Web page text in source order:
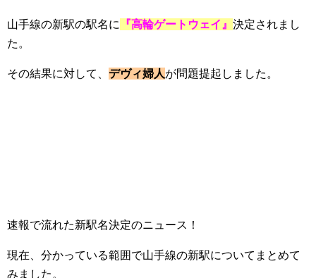
山手線の新駅の駅名に 『高輪ゲートウェイ』 決定されまし
た。
その結果に対して、 デヴィ婦人が問題提起しました。
速報で流れた新駅名決定のニュース！
現在、分かっている範囲で山手線の新駅についてまとめて
みました。